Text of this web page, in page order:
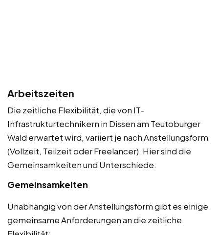
Arbeitszeiten
Die zeitliche Flexibilität, die von IT-
Infrastrukturtechnikern in Dissen am Teutoburger
Wald erwartet wird, variiert je nach Anstellungsform
(Vollzeit, Teilzeit oder Freelancer). Hier sind die
Gemeinsamkeiten und Unterschiede:
Gemeinsamkeiten
Unabhängig von der Anstellungsform gibt es einige
gemeinsame Anforderungen an die zeitliche